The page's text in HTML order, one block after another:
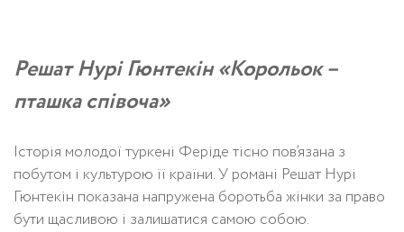
Решат Нурі Гюнтекін «Корольок –
пташка співоча»
Історія молодої туркені Феріде тісно пов’язана з
побутом і культурою її країни. У романі Решат Нурі
Гюнтекін показана напружена боротьба жінки за право
бути щасливою і залишатися самою собою.